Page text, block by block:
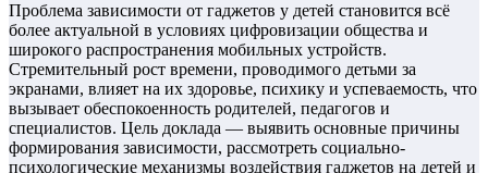
Проблема зависимости от гаджетов у детей становится всё
более актуальной в условиях цифровизации общества и
широкого распространения мобильных устройств.
Стремительный рост времени, проводимого детьми за
экранами, влияет на их здоровье, психику и успеваемость, что
вызывает обеспокоенность родителей, педагогов и
специалистов. Цель доклада — выявить основные причины
формирования зависимости, рассмотреть социально-
психологические механизмы воздействия гаджетов на детей и